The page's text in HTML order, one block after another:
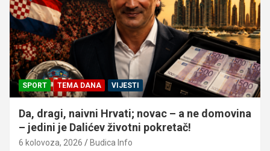
SPORT TEMA DANA VIJESTI
Da, dragi, naivni Hrvati; novac – a ne domovina
– jedini je Dalićev životni pokretač!
6 kolovoza, 2026 Budica Info